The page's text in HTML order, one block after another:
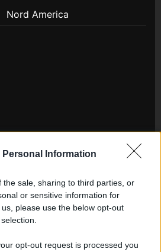
Personal Information
the sale, sharing to third parties, or
or sensitive information for
please use the below opt-out
opt-out request is processed you
Nord America